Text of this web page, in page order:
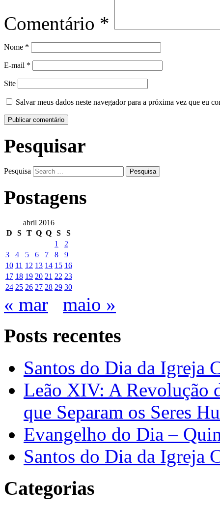
Comentário *
Nome *
E-mail *
Site
Salvar meus dados neste navegador para a próxima vez que eu
Pesquisar
Pesquisa
Postagens
abril 2016
D
S T Q Q S
S
1
2
3
4 5 6 7 8
9
10 11 12 13 14 15 16
17 18 19 20 21 22 23
24 25 26 27 28 29 30
« mar maio »
Posts recentes
Santos do Dia da Igreja
Leão XIV: A Revolução
que Separam os Seres
Evangelho do Dia –
Santos do Dia da Igreja
Categorias